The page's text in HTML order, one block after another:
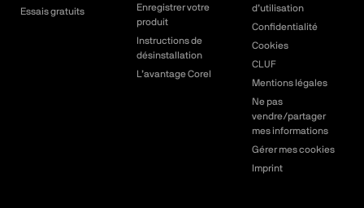
Essais gratuits
Enregistrer votre
produit
Instructions de
désinstallation
L’avantage Corel
d’utilisation
Confidentialité
Cookies
CLUF
Mentions légales
Ne pas
vendre/partager
mes informations
Gérer mes cookies
Imprint